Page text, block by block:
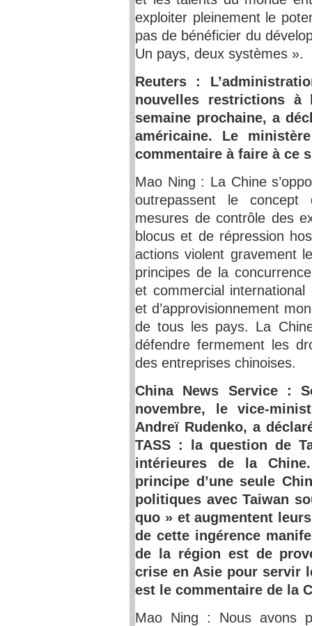
exploiter pleinement le
pas de bénéficier du
Un pays, deux systèmes ».
Reuters :
nouvelles restrictions à
semaine prochaine, a
américaine. Le
commentaire à faire à ce
Mao Ning : La Chine
outrepassent le concept
mesures de contrôle des
blocus et de répression
actions violent gravement
principes de la
et commercial
et d’approvisionnement
de tous les pays. La
défendre fermement les
des entreprises chinoises.
China News Service :
novembre, le vice-
Andreï Rudenko, a
TASS : la question de
intérieures de la
principe d’une seule
politiques avec Taiwan
quo » et augmentent
de cette ingérence
de la région est de
crise en Asie pour servir
est le commentaire de la
Mao Ning : Nous avons